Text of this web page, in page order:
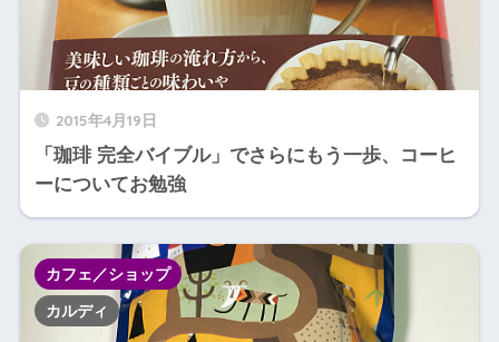
2015年4月19日
「珈琲 完全バイブル」でさらにもう一歩、コーヒ
ーについてお勉強
カフェ／ショップ
カルディ